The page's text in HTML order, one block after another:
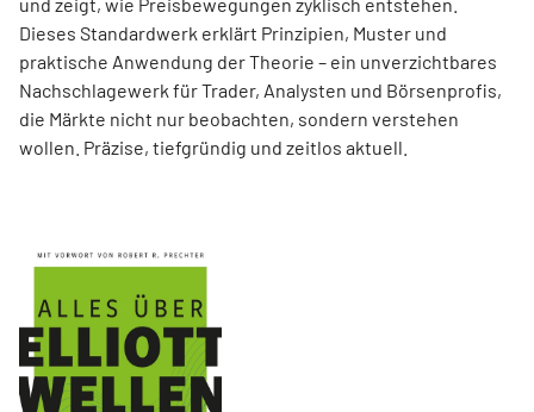
und zeigt, wie Preisbewegungen zyklisch entstehen.
Dieses Standardwerk erklärt Prinzipien, Muster und
praktische Anwendung der Theorie – ein unverzichtbares
Nachschlagewerk für Trader, Analysten und Börsenprofis,
die Märkte nicht nur beobachten, sondern verstehen
wollen. Präzise, tiefgründig und zeitlos aktuell.